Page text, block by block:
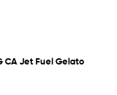
CA Jet Fuel Gelato